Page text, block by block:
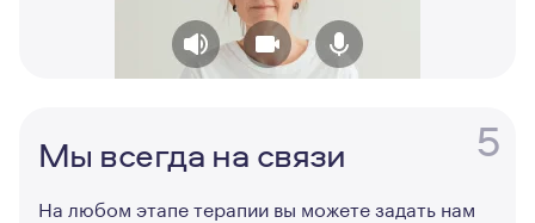
5
Мы всегда на связи
На любом этапе терапии вы можете задать нам